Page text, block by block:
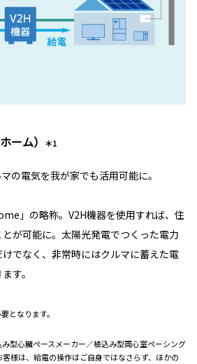
ーム） ＊1
の電気を我が家でも活用可能に。
」の略称。V2H機器を使用すれば、住
が可能に。太陽光発電でつくった電力
でなく、非常時にはクルマに蓄えた電
す。
となります。
型心臓ペースメーカー／植込み型両心室ペーシング
様は、給電の操作はご自身ではなさらず、ほかの